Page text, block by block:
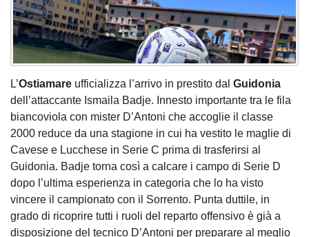
L’Ostiamare ufficializza l’arrivo in prestito dal Guidonia
dell’attaccante Ismaila Badje. Innesto importante tra le fila
biancoviola con mister D’Antoni che accoglie il classe
2000 reduce da una stagione in cui ha vestito le maglie di
Cavese e Lucchese in Serie C prima di trasferirsi al
Guidonia. Badje torna così a calcare i campo di Serie D
dopo l’ultima esperienza in categoria che lo ha visto
vincere il campionato con il Sorrento. Punta duttile, in
grado di ricoprire tutti i ruoli del reparto offensivo è già a
disposizione del tecnico D’Antoni per preparare al meglio